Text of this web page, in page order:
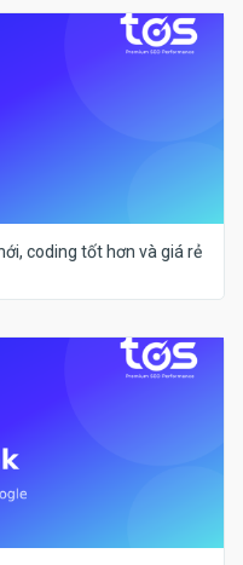
coding tốt hơn và giá rẻ